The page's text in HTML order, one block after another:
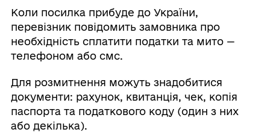
Коли посилка прибуде до України,
перевізник повідомить замовника про
необхідність сплатити податки та мито —
телефоном або смс.
Для розмитнення можуть знадобитися
документи: рахунок, квитанція, чек, копія
паспорта та податкового коду (один з них
або декілька).